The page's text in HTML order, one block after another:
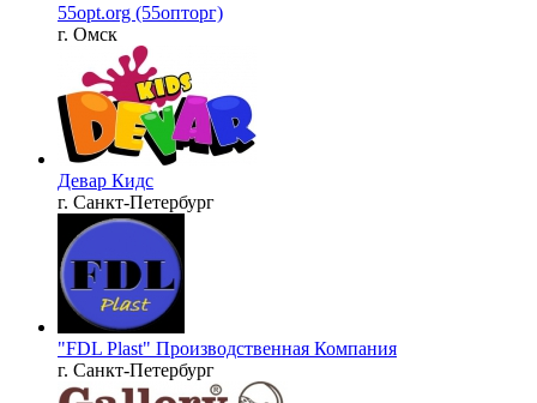
55opt.org (55опторг)
г. Омск
Девар Кидс
г. Санкт-Петербург
"FDL Plast" Производственная Компания
г. Санкт-Петербург